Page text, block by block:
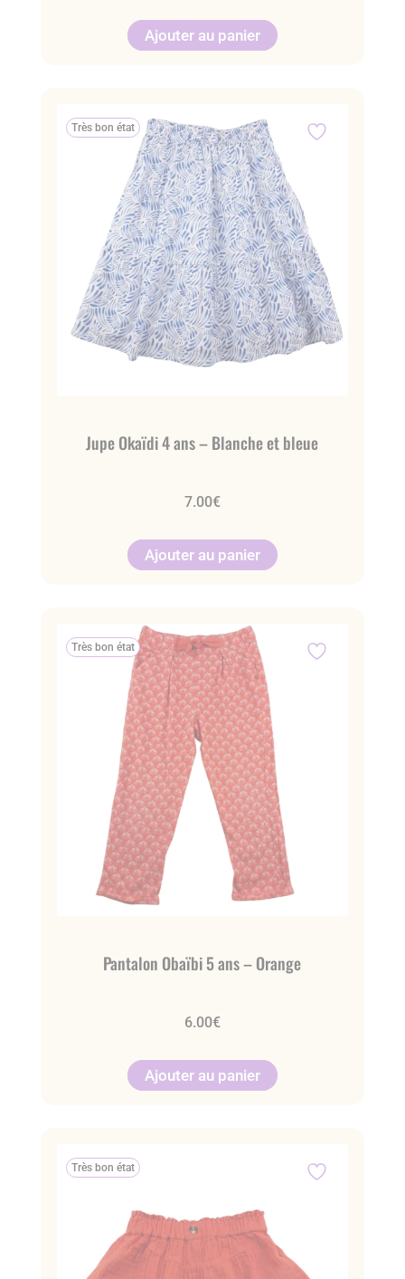
Ajouter au panier
Très bon état
Jupe Okaïdi 4 ans – Blanche et bleue
7.00€
Ajouter au panier
Très bon état
Pantalon Obaïbi 5 ans – Orange
6.00€
Ajouter au panier
Très bon état